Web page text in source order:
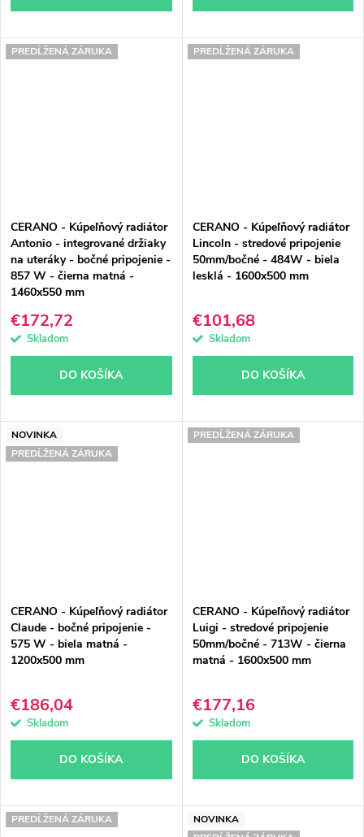
PREDĹŽENÁ ZÁRUKA
CERANO - Kúpeľňový radiátor
Antonio - integrované držiaky
na uteráky - bočné pripojenie -
857 W - čierna matná -
1460x550 mm
€172,72
Skladom
DO KOŠÍKA
PREDĹŽENÁ ZÁRUKA
CERANO - Kúpeľňový radiátor
Lincoln - stredové pripojenie
50mm/bočné - 484W - biela
lesklá - 1600x500 mm
€101,68
Skladom
DO KOŠÍKA
NOVINKA
PREDĹŽENÁ ZÁRUKA
CERANO - Kúpeľňový radiátor
Claude - bočné pripojenie -
575 W - biela matná -
1200x500 mm
€186,04
Skladom
DO KOŠÍKA
PREDĹŽENÁ ZÁRUKA
CERANO - Kúpeľňový radiátor
Luigi - stredové pripojenie
50mm/bočné - 713W - čierna
matná - 1600x500 mm
€177,16
Skladom
DO KOŠÍKA
PREDĹŽENÁ ZÁRUKA
NOVINKA